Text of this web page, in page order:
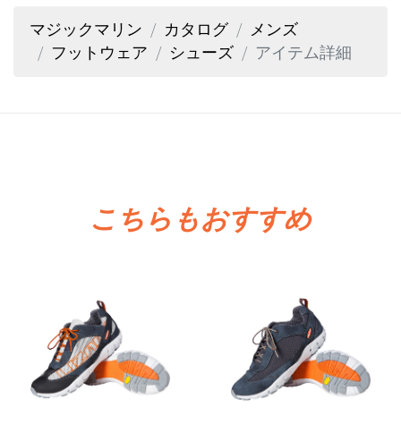
マジックマリン
カタログ
メンズ
フットウェア
シューズ アイテム詳細
こちらもおすすめ